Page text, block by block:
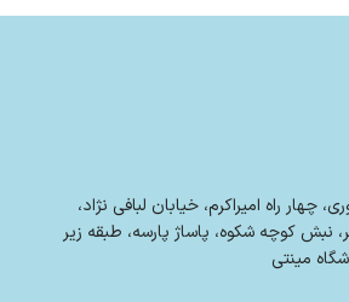
چهار راه امیراکرم، خیابان لبافی نژاد،
نبش کوچه شکوه، پاساژ پارسه، طبقه زیر